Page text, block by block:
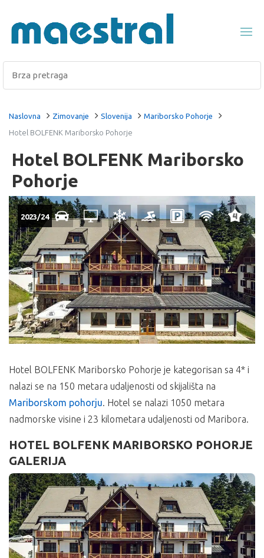
Naslovna Zimovanje Slovenija
Mariborsko Pohorje
Hotel BOLFENK Mariborsko Pohorje
Hotel BOLFENK Mariborsko
Pohorje
2023/24
Hotel BOLFENK Mariborsko Pohorje je kategorisan sa 4* i
nalazi se na 150 metara udaljenosti od skijališta na
Mariborskom pohorju. Hotel se nalazi 1050 metara
nadmorske visine i 23 kilometara udaljenosti od Maribora.
HOTEL BOLFENK MARIBORSKO POHORJE
GALERIJA